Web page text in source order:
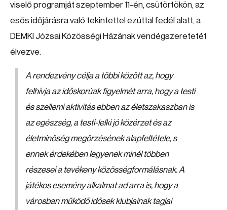
viselő programját szeptember 11-én, csütörtökön, az
esős időjárásra való tekintettel ezúttal fedél alatt, a
DEMKI Józsai Közösségi Házának vendégszeretetét
élvezve.
A rendezvény célja a többi között az, hogy
felhívja az időskorúak figyelmét arra, hogy a testi
és szellemi aktivitás ebben az életszakaszban is
az egészség, a testi-lelki jó közérzet és az
életminőség megőrzésének alapfeltétele, s
ennek érdekében legyenek minél többen
részesei a tevékeny közösségformálásnak. A
játékos esemény alkalmat ad arra is, hogy a
városban működő idősek klubjainak tagjai